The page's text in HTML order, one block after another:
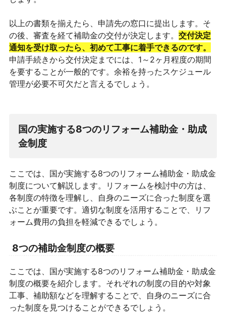
以上の書類を揃えたら、申請先の窓口に提出します。そ
の後、審査を経て補助金の交付が決定します。 交付決定
通知を受け取ったら、初めて工事に着手できるのです。
申請手続きから交付決定までには、1～2ヶ月程度の期間
を要することが一般的です。余裕を持ったスケジュール
管理が必要不可欠だと言えるでしょう。
国の実施する8つのリフォーム補助金・助成
金制度
ここでは、国が実施する8つのリフォーム補助金・助成金
制度について解説します。リフォームを検討中の方は、
各制度の特徴を理解し、自身のニーズに合った制度を選
ぶことが重要です。適切な制度を活用することで、リフ
ォーム費用の負担を軽減できるでしょう。
8つの補助金制度の概要
ここでは、国が実施する8つのリフォーム補助金・助成金
制度の概要を紹介します。それぞれの制度の目的や対象
工事、補助額などを理解することで、自身のニーズに合
った制度を見つけることができるでしょう。